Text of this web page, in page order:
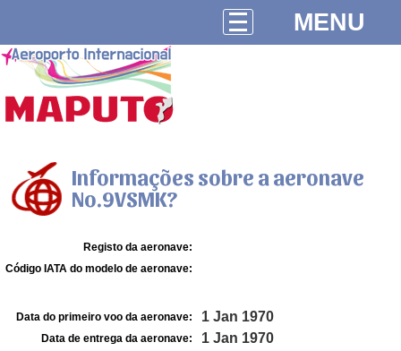
MENU
Informações sobre a aeronave
No.9VSMK?
Registo da aeronave:
Código IATA do modelo de aeronave:
Data do primeiro voo da aeronave: 1 Jan 1970
Data de entrega da aeronave: 1 Jan 1970